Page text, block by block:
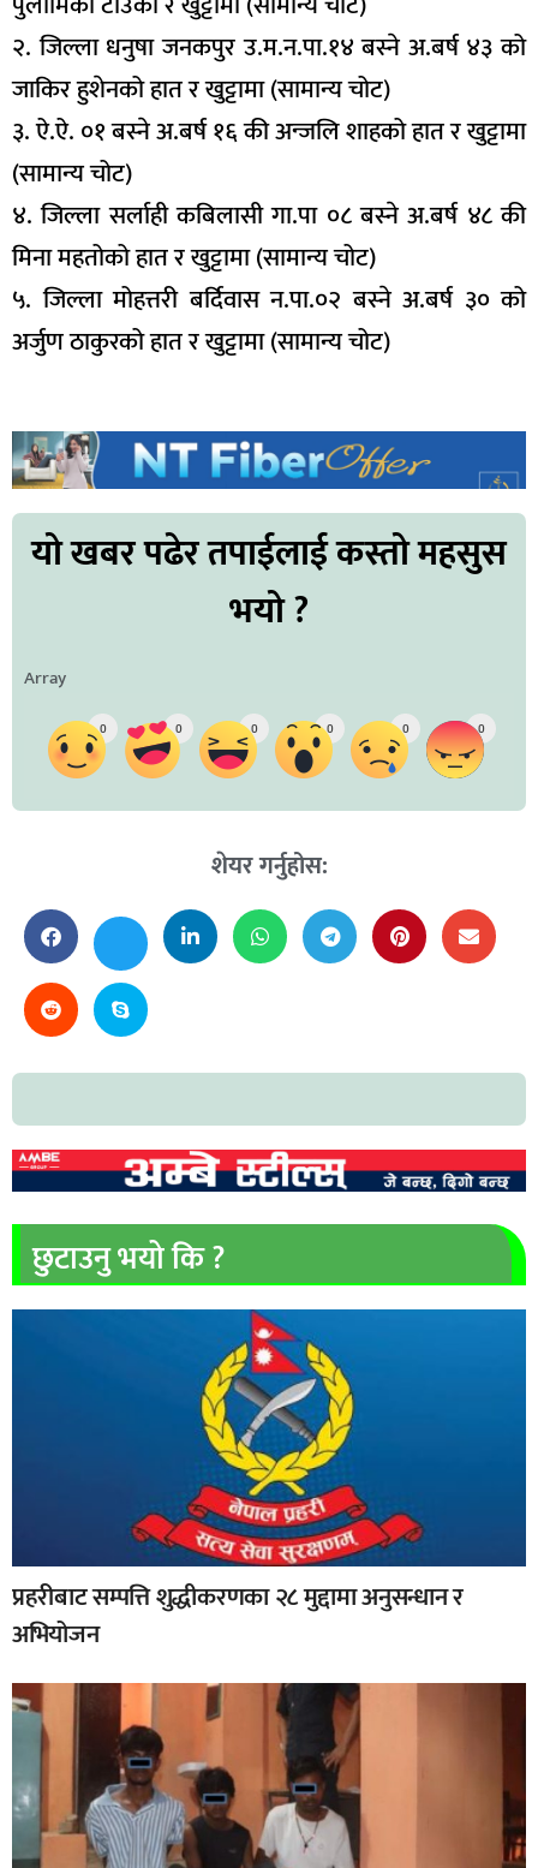
२. जिल्ला धनुषा जनकपुर उ.म.न.पा.१४ बस्ने अ.बर्ष ४३ को
जाकिर हुशेनको हात र खुट्टामा (सामान्य चोट)
३. ऐ.ऐ. ०१ बस्ने अ.बर्ष १६ की अन्जलि शाहको हात र खुट्टामा
(सामान्य चोट)
४. जिल्ला सर्लाही कबिलासी गा.पा ०८ बस्ने अ.बर्ष ४८ की
मिना महतोको हात र खुट्टामा (सामान्य चोट)
५. जिल्ला मोहत्तरी बर्दिवास न.पा.०२ बस्ने अ.बर्ष ३० को
अर्जुण ठाकुरको हात र खुट्टामा (सामान्य चोट)
यो खबर पढेर तपाईलाई कस्तो महसुस
भयो ?
Array
0 0 0 0 0 0
शेयर गर्नुहोस:
छुटाउनु भयो कि ?
प्रहरीबाट सम्पत्ति शुद्धीकरणका २८ मुद्दामा अनुसन्धान र
अभियोजन